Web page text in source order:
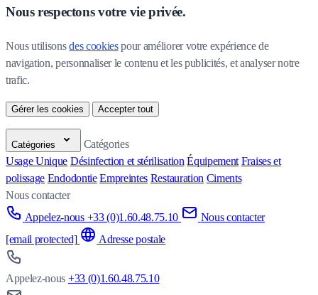
Nous respectons votre vie privée.
Nous utilisons des cookies pour améliorer votre expérience de
navigation, personnaliser le contenu et les publicités, et analyser notre
trafic.
Gérer les cookies Accepter tout
Catégories
Catégories
Usage Unique Désinfection et stérilisation Équipement Fraises et
polissage Endodontie Empreintes Restauration Ciments
Nous contacter
Appelez-nous +33 (0)1.60.48.75.10
Nous contacter
[email protected]
Adresse postale
Appelez-nous +33 (0)1.60.48.75.10